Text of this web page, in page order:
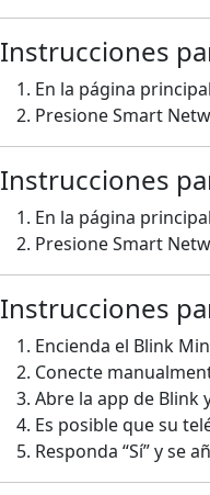
Instrucciones
En la página
Presione Smart
Instrucciones
En la página
Presione Smart
Instrucciones
Encienda el Blink
Conecte
Abre la app de Blink
Es posible que su
Responda “Sí” y se